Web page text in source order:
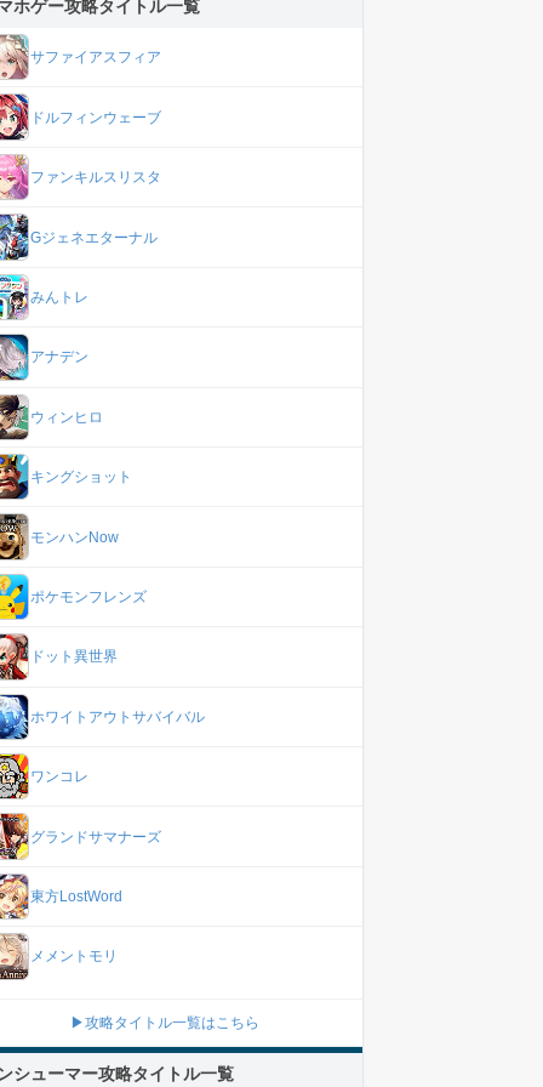
ホゲー攻略タイトル一覧
サファイアスフィア
ドルフィンウェーブ
ファンキルスリスタ
Gジェネエターナル
みんトレ
アナデン
ウィンヒロ
キングショット
モンハンNow
ポケモンフレンズ
ドット異世界
ホワイトアウトサバイバル
ワンコレ
グランドサマナーズ
東方LostWord
メメントモリ
▶攻略タイトル一覧はこちら
シューマー攻略タイトル一覧